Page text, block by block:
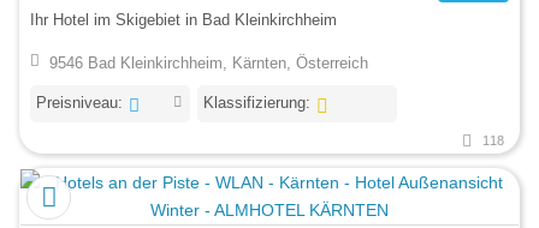
Ihr Hotel im Skigebiet in Bad Kleinkirchheim
9546 Bad Kleinkirchheim, Kärnten, Österreich
Preisniveau: Klassifizierung:
118